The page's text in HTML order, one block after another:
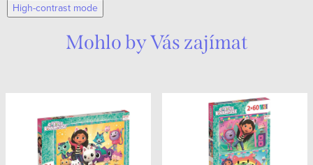
High-contrast mode
Mohlo by Vás zajímat